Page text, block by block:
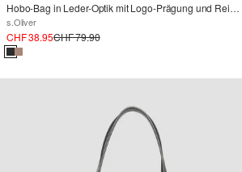
Hobo-Bag in Leder-Optik mit Logo-Prägung und Reißverschluss
s.Oliver
CHF 38.95CHF 79.90